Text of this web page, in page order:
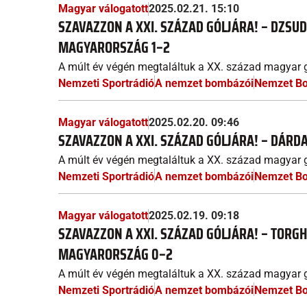
Magyar válogatott2025.02.21. 15:10
SZAVAZZON A XXI. SZÁZAD GÓLJÁRA! –
MAGYARORSZÁG 1–2
A múlt év végén megtaláltuk a XX. század
Nemzeti SportrádióA nemzet bombázóiNemzet
Magyar válogatott2025.02.20. 09:46
SZAVAZZON A XXI. SZÁZAD GÓLJÁRA! –
A múlt év végén megtaláltuk a XX. század
Nemzeti SportrádióA nemzet bombázóiNemzet
Magyar válogatott2025.02.19. 09:18
SZAVAZZON A XXI. SZÁZAD GÓLJÁRA! –
MAGYARORSZÁG 0–2
A múlt év végén megtaláltuk a XX. század
Nemzeti SportrádióA nemzet bombázóiNemzet